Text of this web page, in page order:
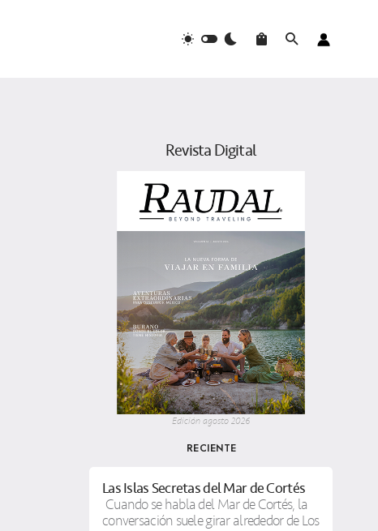
Revista Digital
Edición agosto 2026
RECIENTE
Las Islas Secretas del Mar de Cortés
Cuando se habla del Mar de Cortés, la
conversación suele girar alrededor de Los